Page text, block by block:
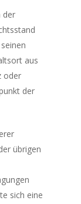
der
aus
oder
der
übrigen
sich eine